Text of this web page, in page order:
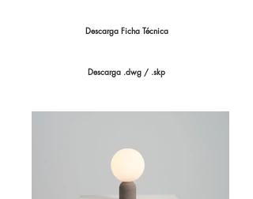
Descarga Ficha Técnica
Descarga .dwg / .skp